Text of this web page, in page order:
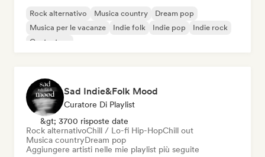
Rock alternativo Musica country
Dream pop
Musica per le vacanze
Indie folk Indie pop
Indie rock
Cantautore
Sad Indie&Folk Mood
Curatore Di Playlist
&gt; 3700 risposte date
Rock alternativoChill / Lo-fi Hip-HopChill out
Musica countryDream pop
Aggiungere artisti nelle mie playlist più seguite